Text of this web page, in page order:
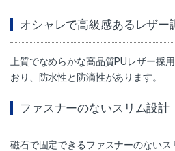
オシャレで高級感あるレザー
上質でなめらかな高品質PUレザー採
おり、防水性と防滴性があります。
ファスナーのないスリム設計
磁石で固定できるファスナーのないス